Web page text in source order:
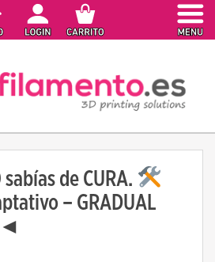
sabías de CURA.
– GRADUAL